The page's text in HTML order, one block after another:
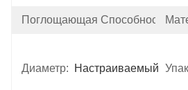
Поглощающая Способность:
Диаметр: Настраиваемый